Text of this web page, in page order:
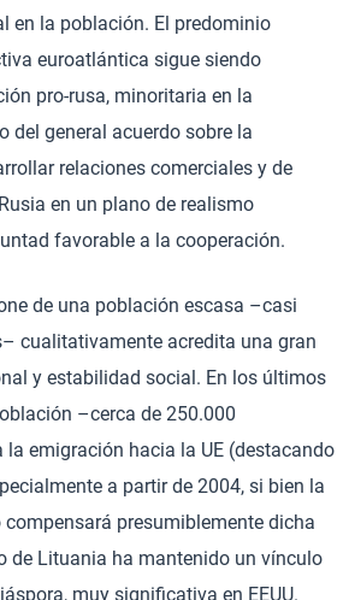
en la población. El predominio
euroatlántica sigue siendo
pro-rusa, minoritaria en la
del general acuerdo sobre la
relaciones comerciales y de
en un plano de realismo
favorable a la cooperación.
de una población escasa –casi
cualitativamente acredita una gran
y estabilidad social. En los últimos
–cerca de 250.000
emigración hacia la UE (destacando
a partir de 2004, si bien la
presumiblemente dicha
de Lituania ha mantenido un vínculo
muy significativa en EEUU.